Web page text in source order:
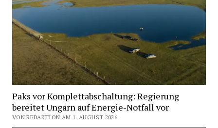
Paks vor Komplettabschaltung: Regierung
bereitet Ungarn auf Energie-Notfall vor
VON REDAKTION AM 1. AUGUST 2026